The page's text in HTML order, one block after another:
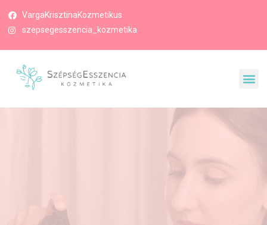
VargaKrisztinaKozmetikus
szepsegesszencia_kozmetika